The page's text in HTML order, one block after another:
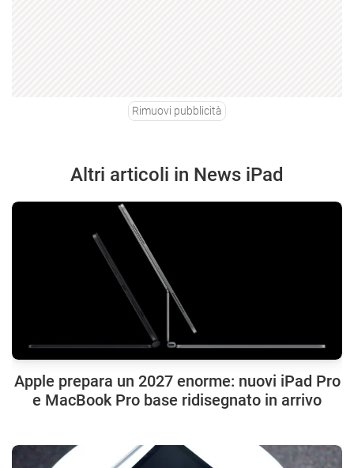
Rimuovi pubblicità
Altri articoli in News iPad
Apple prepara un 2027 enorme: nuovi iPad Pro
e MacBook Pro base ridisegnato in arrivo